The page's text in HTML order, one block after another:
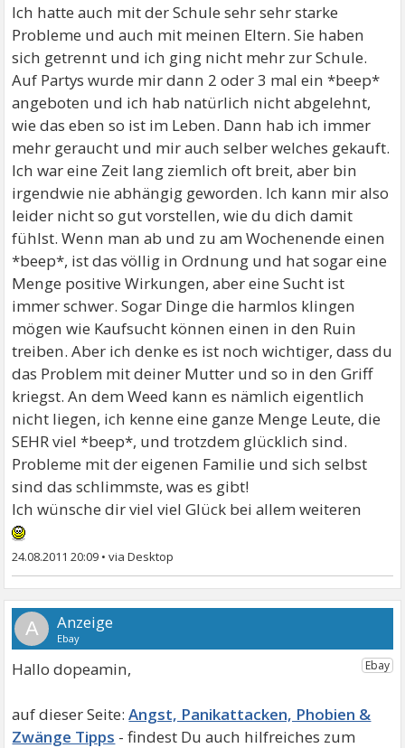
Ich hatte auch mit der Schule sehr sehr starke
Probleme und auch mit meinen Eltern. Sie haben
sich getrennt und ich ging nicht mehr zur Schule.
Auf Partys wurde mir dann 2 oder 3 mal ein *beep*
angeboten und ich hab natürlich nicht abgelehnt,
wie das eben so ist im Leben. Dann hab ich immer
mehr geraucht und mir auch selber welches gekauft.
Ich war eine Zeit lang ziemlich oft breit, aber bin
irgendwie nie abhängig geworden. Ich kann mir also
leider nicht so gut vorstellen, wie du dich damit
fühlst. Wenn man ab und zu am Wochenende einen
*beep*, ist das völlig in Ordnung und hat sogar eine
Menge positive Wirkungen, aber eine Sucht ist
immer schwer. Sogar Dinge die harmlos klingen
mögen wie Kaufsucht können einen in den Ruin
treiben. Aber ich denke es ist noch wichtiger, dass du
das Problem mit deiner Mutter und so in den Griff
kriegst. An dem Weed kann es nämlich eigentlich
nicht liegen, ich kenne eine ganze Menge Leute, die
SEHR viel *beep*, und trotzdem glücklich sind.
Probleme mit der eigenen Familie und sich selbst
sind das schlimmste, was es gibt!
Ich wünsche dir viel viel Glück bei allem weiteren
24.08.2011 20:09 •
A
Hallo dopeamin,
Angst, Panikattacken, Phobien &
Zwänge Tipps